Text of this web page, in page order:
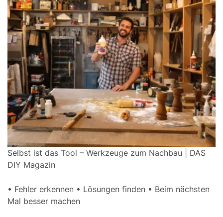
Selbst ist das Tool – Werkzeuge zum Nachbau | DAS
DIY Magazin
• Fehler erkennen • Lösungen finden • Beim nächsten
Mal besser machen